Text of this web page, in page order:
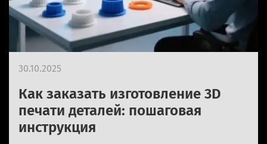
Как заказать изготовление 3D
печати деталей: пошаговая
инструкция
30.10.2025